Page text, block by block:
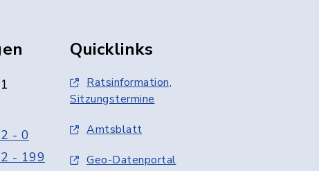
- 0
- 199
Quicklinks
Ratsinformation,
Sitzungstermine
Amtsblatt
Geo-Datenportal